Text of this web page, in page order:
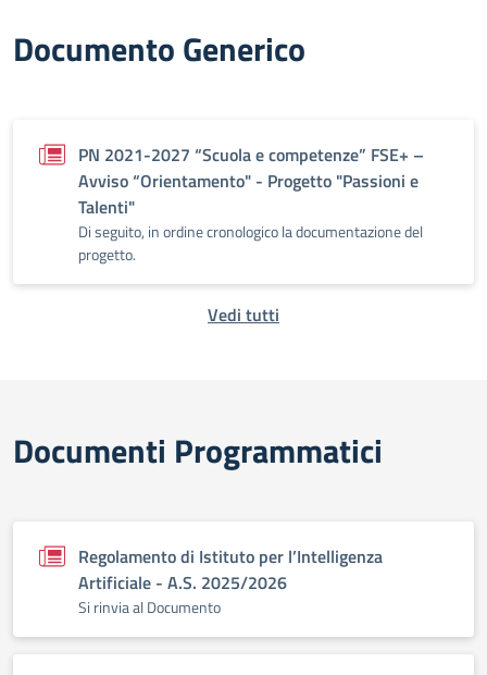
Documento Generico
PN 2021-2027 “Scuola e competenze” FSE+ –
Avviso “Orientamento" - Progetto "Passioni e
Talenti"
Di seguito, in ordine cronologico la documentazione del
progetto.
Vedi tutti
Documenti Programmatici
Regolamento di Istituto per l’Intelligenza
Artificiale - A.S. 2025/2026
Si rinvia al Documento